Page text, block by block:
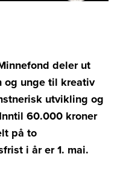
deler ut
og unge til kreativ
utvikling og
60.000 kroner
på to
i år er 1. mai.